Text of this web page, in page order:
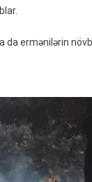
ermənilərin